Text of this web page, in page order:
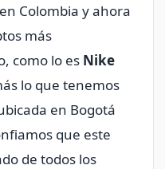
Colombia y ahora
más
como lo es Nike
lo que tenemos
en Bogotá
que este
de todos los